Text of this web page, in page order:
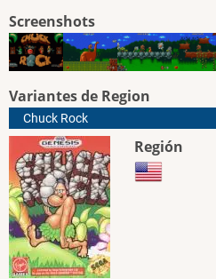
Screenshots
Variantes de Region
Chuck Rock
Región